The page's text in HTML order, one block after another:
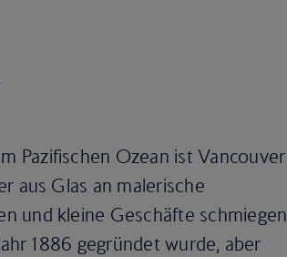
Pazifischen Ozean ist Vancouver
aus Glas an malerische
und kleine Geschäfte
1886 gegründet wurde, aber